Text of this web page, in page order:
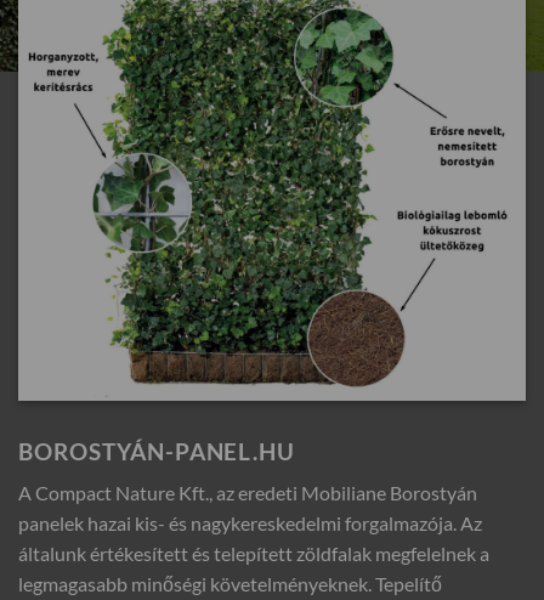
BOROSTYÁN-PANEL.HU
A Compact Nature Kft., az eredeti Mobiliane Borostyán
panelek hazai kis- és nagykereskedelmi forgalmazója. Az
általunk értékesített és telepített zöldfalak megfelelnek a
legmagasabb minőségi követelményeknek. Tepelítő